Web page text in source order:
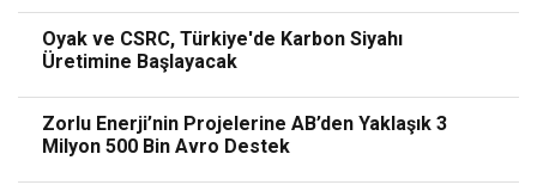
Oyak ve CSRC, Türkiye'de Karbon Siyahı
Üretimine Başlayacak
Zorlu Enerji’nin Projelerine AB’den Yaklaşık 3
Milyon 500 Bin Avro Destek